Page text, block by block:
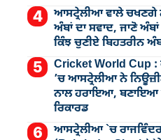
ਆਸਟ੍ਰੇਲੀਆ ਵਾਲੇ ਚਖਣਗੇ
ਅੰਬਾਂ ਦਾ ਸਵਾਦ, ਜਾਣੋ
ਕਿੰਝ ਚੁਣੀਏ ਬਿਹਤਰੀਨ
Cricket World Cup :
’ਚ ਆਸਟ੍ਰੇਲੀਆ ਨੇ
ਨਾਲ ਹਰਾਇਆ, ਬਣਾਇਆ
ਰਿਕਾਰਡ
ਆਸਟ੍ਰੇਲੀਆ `ਚ